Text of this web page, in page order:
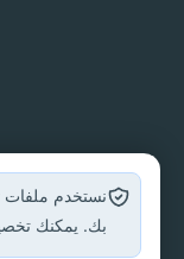
نستخدم ملفات
بك. يمكنك